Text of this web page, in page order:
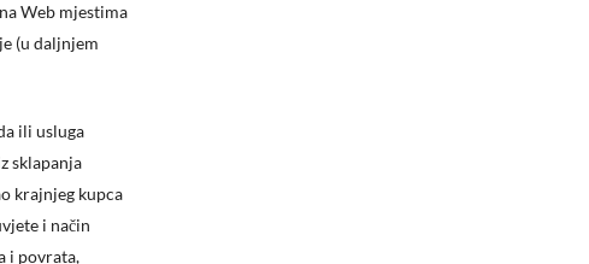
Web mjestima
(u daljnjem
ili usluga
sklapanja
krajnjeg kupca
i način
i povrata,